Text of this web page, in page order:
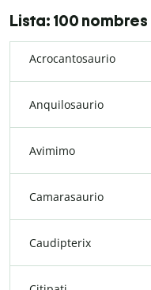
Lista: 100
Acrocantosaurio
Anquilosaurio
Avimimo
Camarasaurio
Caudipterix